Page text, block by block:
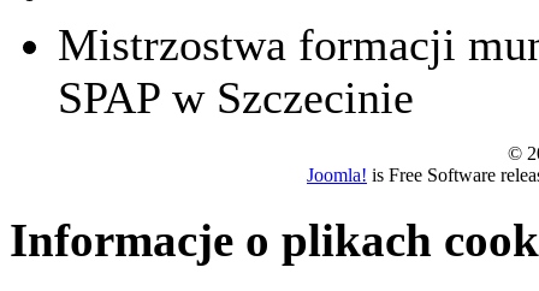
Mistrzostwa formacji
SPAP w Szczecinie
©
Joomla! is Free Software
Informacje o plikach